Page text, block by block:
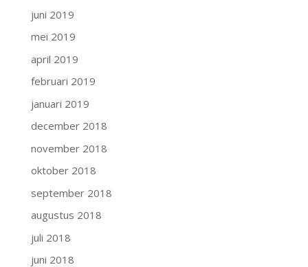
juni 2019
mei 2019
april 2019
februari 2019
januari 2019
december 2018
november 2018
oktober 2018
september 2018
augustus 2018
juli 2018
juni 2018